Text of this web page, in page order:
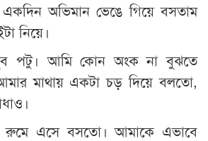
অভিমান ভেঙে গিয়ে বসতাম
নিয়ে।
পটু। আমি কোন অংক না বুঝতে
মাথায় একটা চড় দিয়ে বলতো,
রুমে এসে বসতো। আমাকে এভাবে